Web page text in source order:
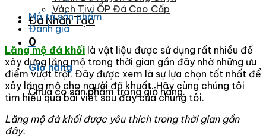
Vách Tivi ỐP Đá Cao Cấp
Đá Nhân Tạo
0
Giỏ hàng
Chưa có sản phẩm trong giỏ hàng.
Mô tả sản phẩm
Đánh giá
Lăng mộ đá khối là vật liệu được sử dụng rất nhiều để
xây dựng lăng mộ trong thời gian gần đây nhờ những ưu
điểm vượt trội. Đây được xem là sự lựa chọn tốt nhất để
xây lăng mộ cho người đã khuất. Hãy cùng chúng tôi
tìm hiểu qua bài viết sau đây của chúng tôi.
Lăng mộ đá khối được yêu thích trong thời gian gần
đây.